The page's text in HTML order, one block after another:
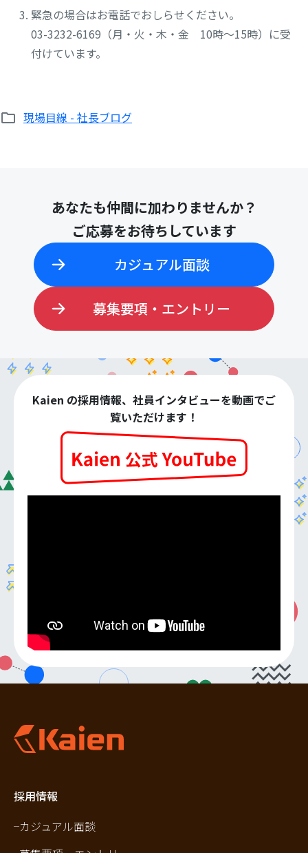
緊急の場合はお電話でおしらせください。
03-3232-6169（月・火・木・金 10時～15時）に受
付けています。
現場目線 - 社長ブログ
あなたも仲間に加わりませんか？
ご応募をお待ちしています
カジュアル面談
募集要項・エントリー
Kaien の採用情報、社員インタビューを動画でご
覧いただけます！
採用情報
カジュアル面談